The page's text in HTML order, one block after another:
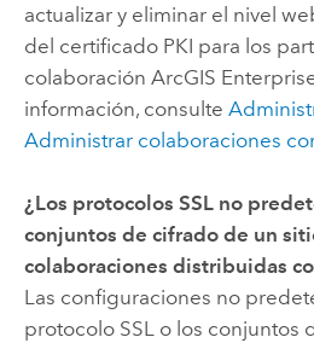
actualizar y eliminar el nivel
del certificado PKI para los
colaboración ArcGIS
información, consulte
Administrar colaboraciones
¿Los protocolos SSL no
conjuntos de cifrado de un
colaboraciones distribuidas
Las configuraciones no
protocolo SSL o los conjuntos